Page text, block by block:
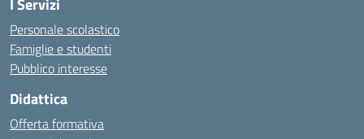
I Servizi
Personale scolastico
Famiglie e studenti
Pubblico interesse
Didattica
Offerta formativa